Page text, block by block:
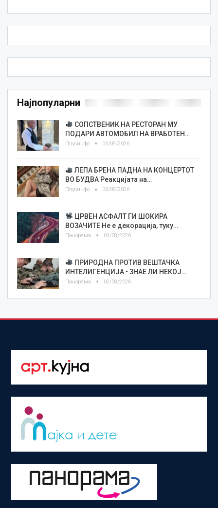
Најпопуларни
СОПСТВЕНИК НА РЕСТОРАН МУ
ПОДАРИ АВТОМОБИЛ НА ВРАБОТЕН…
Плусинфо 06/08/2026
ЛЕПА БРЕНА ПАДНА НА КОНЦЕРТОТ
ВО БУДВА Реакцијата на…
Плусинфо 06/08/2026
ЦРВЕН АСФАЛТ ГИ ШОКИРА
ВОЗАЧИТЕ Не е декорација, туку…
Панорама 04/08/2026
ПРИРОДНА ПРОТИВ ВЕШТАЧКА
ИНТЕЛИГЕНЦИЈА • ЗНАЕ ЛИ НЕКОЈ…
Панорама 02/08/2026